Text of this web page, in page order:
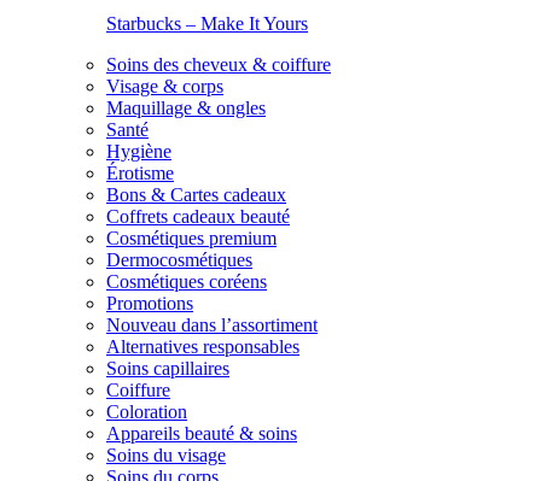
Starbucks – Make It Yours
Soins des cheveux & coiffure
Visage & corps
Maquillage & ongles
Santé
Hygiène
Érotisme
Bons & Cartes cadeaux
Coffrets cadeaux beauté
Cosmétiques premium
Dermocosmétiques
Cosmétiques coréens
Promotions
Nouveau dans l’assortiment
Alternatives responsables
Soins capillaires
Coiffure
Coloration
Appareils beauté & soins
Soins du visage
Soins du corps